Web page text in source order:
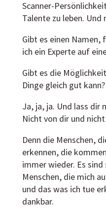
Scanner-
Talente zu leben. Und
Gibt es einen Namen,
ich ein Experte auf
Gibt es die
Dinge gleich gut kann?
Ja, ja, ja. Und lass dir
Nicht von dir und
Denn die Menschen,
erkennen, die
immer wieder. Es
Menschen, die mich
und das was ich tue
dankbar.